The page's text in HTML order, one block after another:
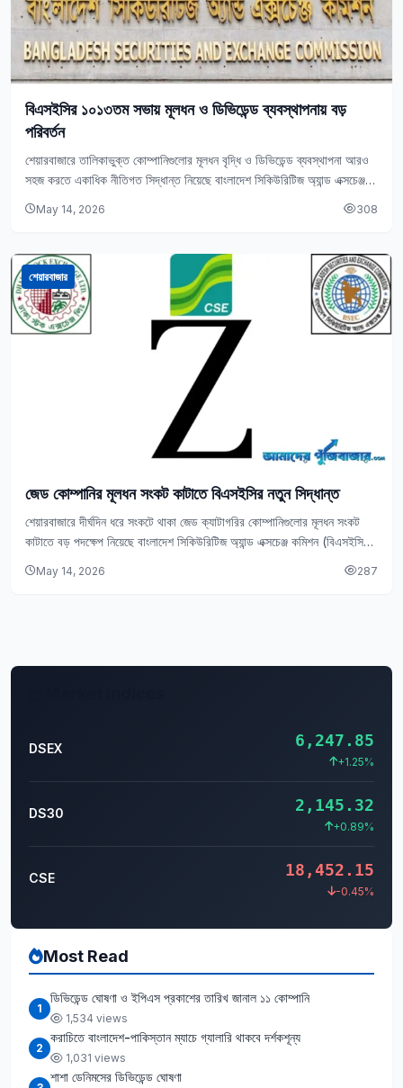
বিএসইসির ১০১৩তম সভায় মূলধন ও ডিভিডেন্ড ব্যবস্থাপনায় বড়
পরিবর্তন
শেয়ারবাজারে তালিকাভুক্ত কোম্পানিগুলোর মূলধন বৃদ্ধি ও ডিভিডেন্ড ব্যবস্থাপনা আরও
সহজ করতে একাধিক নীতিগত সিদ্ধান্ত নিয়েছে বাংলাদেশ সিকিউরিটিজ অ্যান্ড এক্সচেঞ্জ
May 14, 2026 308
শেয়ারবাজার
জেড কোম্পানির মূলধন সংকট কাটাতে বিএসইসির নতুন সিদ্ধান্ত
শেয়ারবাজারে দীর্ঘদিন ধরে সংকটে থাকা জেড ক্যাটাগরির কোম্পানিগুলোর মূলধন সংকট
কাটাতে বড় পদক্ষেপ নিয়েছে বাংলাদেশ সিকিউরিটিজ অ্যান্ড এক্সচেঞ্জ কমিশন (বিএসইসি)।
May 14, 2026 287
DSEX 6,247.85
+1.25%
DS30 2,145.32
+0.89%
CSE 18,452.15
-0.45%
Most Read
1
ডিভিডেন্ড ঘোষণা ও ইপিএস প্রকাশের তারিখ জানাল ১১ কোম্পানি
1,534 views
2
করাচিতে বাংলাদেশ-পাকিস্তান ম্যাচে গ্যালারি থাকবে দর্শকশূন্য
1,031 views
শাশা ডেনিমসের ডিভিডেন্ড ঘোষণা